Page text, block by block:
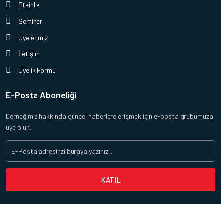
Etkinlik
Seminer
Üyelerimiz
İletişim
Üyelik Formu
E-Posta Aboneliği
Derneğimiz hakkında güncel haberlere erişmek için e-posta grubumuza
üye olun.
KATIL